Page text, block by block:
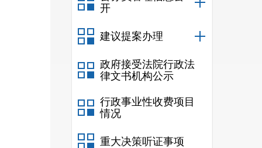
开
建议提案办理
政府接受法院行政法
律文书机构公示
行政事业性收费项目
情况
重大决策听证事项